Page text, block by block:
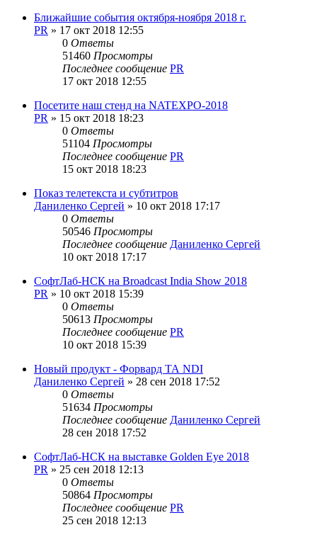
Ближайшие события октября-ноября 2018 г.
PR » 17 окт 2018 12:55
0 Ответы
51460 Просмотры
Последнее сообщение PR
17 окт 2018 12:55
Посетите наш стенд на NATEXPO-2018
PR » 15 окт 2018 18:23
0 Ответы
51104 Просмотры
Последнее сообщение PR
15 окт 2018 18:23
Показ телетекста и субтитров
Даниленко Сергей » 10 окт 2018 17:17
0 Ответы
50546 Просмотры
Последнее сообщение Даниленко Сергей
10 окт 2018 17:17
СофтЛаб-НСК на Broadcast India Show 2018
PR » 10 окт 2018 15:39
0 Ответы
50613 Просмотры
Последнее сообщение PR
10 окт 2018 15:39
Новый продукт - Форвард ТА NDI
Даниленко Сергей » 28 сен 2018 17:52
0 Ответы
51634 Просмотры
Последнее сообщение Даниленко Сергей
28 сен 2018 17:52
СофтЛаб-НСК на выставке Golden Eye 2018
PR » 25 сен 2018 12:13
0 Ответы
50864 Просмотры
Последнее сообщение PR
25 сен 2018 12:13